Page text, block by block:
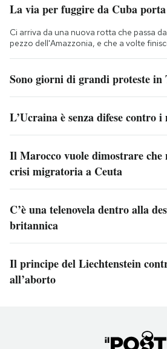
La via per fuggire da Cuba
Ci arriva da una nuova rotta che passa
pezzo dell'Amazzonia, e che a volte
Sono giorni di grandi proteste in
L’Ucraina è senza difese contro
Il Marocco vuole dimostrare che
crisi migratoria a Ceuta
C’è una telenovela dentro alla
britannica
Il principe del Liechtenstein
all’aborto